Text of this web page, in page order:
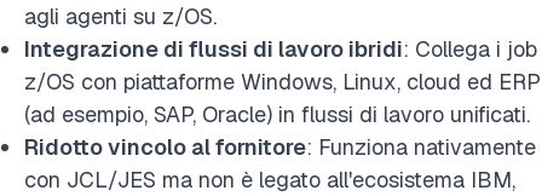
agli agenti su z/OS.
Integrazione di flussi di lavoro ibridi: Collega i job
z/OS con piattaforme Windows, Linux, cloud ed ERP
(ad esempio, SAP, Oracle) in flussi di lavoro unificati.
Ridotto vincolo al fornitore: Funziona nativamente
con JCL/JES ma non è legato all'ecosistema IBM,